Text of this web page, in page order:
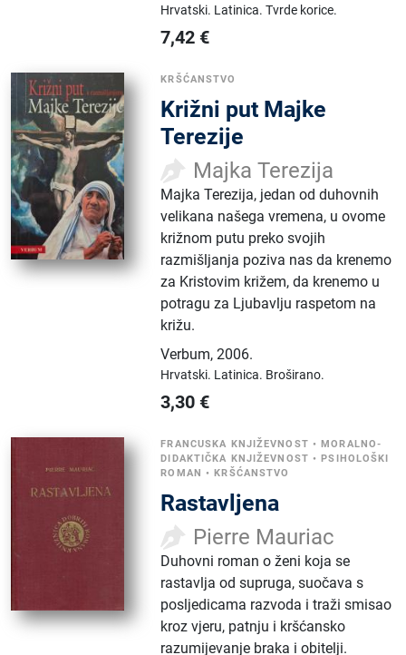
Hrvatski. Latinica.Tvrde korice.
7,42 €
KRŠĆANSTVO
Križni put Majke
Terezije
Majka Terezija
Majka Terezija, jedan od duhovnih
velikana našega vremena, u ovome
križnom putu preko svojih
razmišljanja poziva nas da krenemo
za Kristovim križem, da krenemo u
potragu za Ljubavlju raspetom na
križu.
Verbum,2006.
Hrvatski. Latinica. Broširano.
3,30 €
FRANCUSKA KNJIŽEVNOST •MORALNO-
DIDAKTIČKA KNJIŽEVNOST •PSIHOLOŠKI
ROMAN •KRŠĆANSTVO
Rastavljena
Pierre Mauriac
Duhovni roman o ženi koja se
rastavlja od supruga, suočava s
posljedicama razvoda i traži smisao
kroz vjeru, patnju i kršćansko
razumijevanje braka i obitelji.